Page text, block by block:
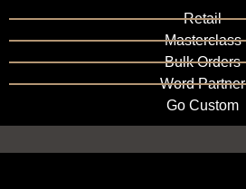
Retail
Masterclass
Bulk Orders
Word Partner
Go Custom